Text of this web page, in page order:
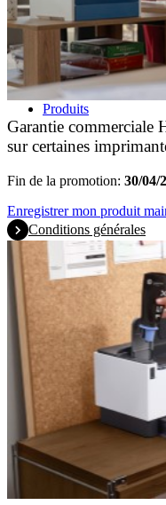
Produits
Imprimantes
Scanners
Promotions
Garantie commerciale
sur certaines
Fin de la promotion: 30/04/
Enregistrer mon produit
Conditions générales